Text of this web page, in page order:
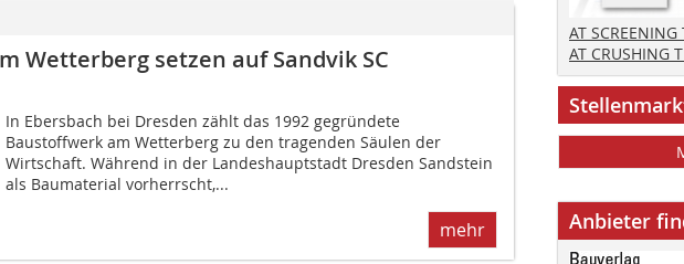
Wetterberg setzen auf Sandvik SC
In Ebersbach bei Dresden zählt das 1992 gegründete
Baustoffwerk am Wetterberg zu den tragenden Säulen der
Wirtschaft. Während in der Landeshauptstadt Dresden Sandstein
als Baumaterial vorherrscht,...
mehr
AT
AT CRUSHING
Anbieter